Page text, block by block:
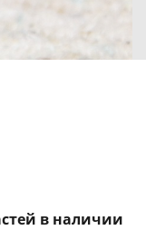
в наличии